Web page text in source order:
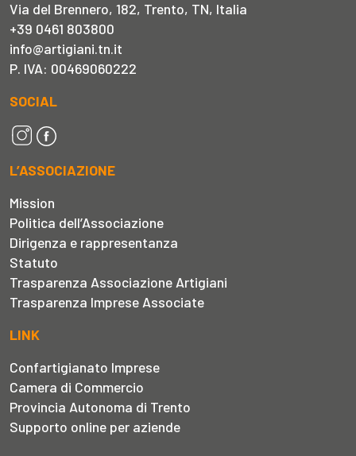
Via del Brennero, 182, Trento, TN, Italia
+39 0461 803800
info@artigiani.tn.it
P. IVA: 00469060222
SOCIAL
L’ASSOCIAZIONE
Mission
Politica dell’Associazione
Dirigenza e rappresentanza
Statuto
Trasparenza Associazione Artigiani
Trasparenza Imprese Associate
LINK
Confartigianato Imprese
Camera di Commercio
Provincia Autonoma di Trento
Supporto online per aziende